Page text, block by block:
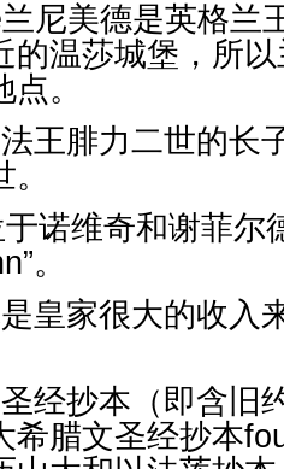
兰尼美德是英格兰
的温莎城堡，所
。
王腓力二世的长
诺维奇和谢菲尔
。
皇家很大的收入
圣经抄本 （即含旧
希腊文圣经抄本